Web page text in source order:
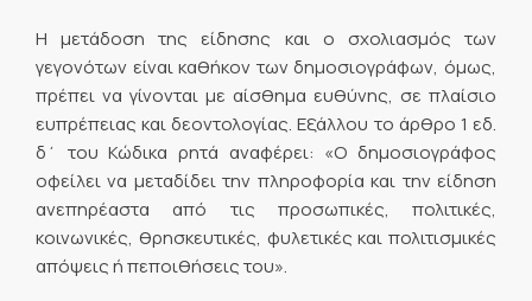
Η μετάδοση της είδησης και ο σχολιασμός των
γεγονότων είναι καθήκον των δημοσιογράφων, όμως,
πρέπει να γίνονται με αίσθημα ευθύνης, σε πλαίσιο
ευπρέπειας και δεοντολογίας. Εξάλλου το άρθρο 1 εδ.
δ΄ του Κώδικα ρητά αναφέρει: «Ο δημοσιογράφος
οφείλει να μεταδίδει την πληροφορία και την είδηση
ανεπηρέαστα από τις προσωπικές, πολιτικές,
κοινωνικές, θρησκευτικές, φυλετικές και πολιτισμικές
απόψεις ή πεποιθήσεις του».